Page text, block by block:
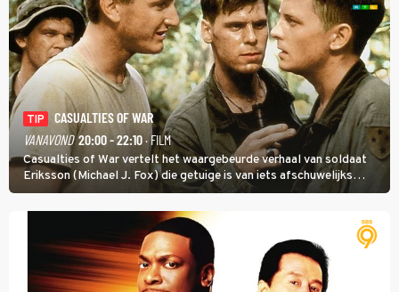
TIP
CASUALTIES OF WAR
VANAVOND 20:00 - 22:10· FILM
Casualties of War vertelt het waargebeurde verhaal van soldaat
Eriksson (Michael J. Fox) die getuige is van iets afschuwelijks
tijdens de Vietnamoorlog. Hij besluit uit de school te klappen.